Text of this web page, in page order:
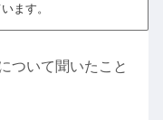
ます。
いて聞いたこと